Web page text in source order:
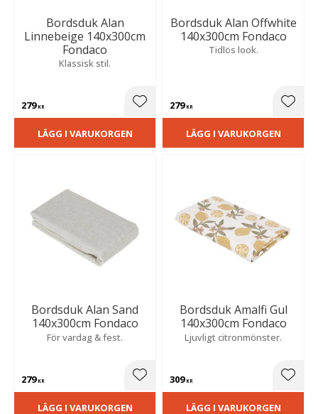
Bordsduk Alan
Linnebeige 140x300cm
Fondaco
Klassisk stil.
279KR Lägg till i favoriter
LÄGG I VARUKORGEN
Bordsduk Alan Offwhite
140x300cm Fondaco
Tidlös look.
279KR
LÄGG I VARUKORGEN
Bordsduk Alan Sand
140x300cm Fondaco
För vardag & fest.
279KR Lägg till i favoriter
LÄGG I VARUKORGEN
Bordsduk Amalfi Gul
140x300cm Fondaco
Ljuvligt citronmönster.
309KR
LÄGG I VARUKORGEN